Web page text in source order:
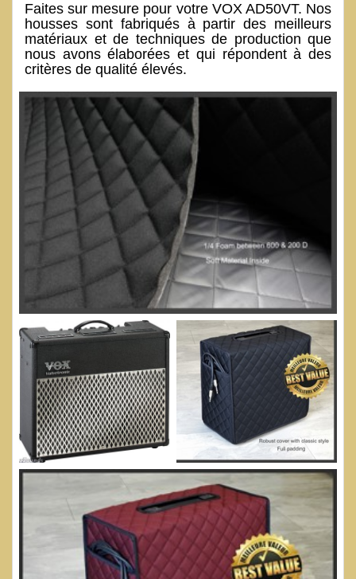
Faites sur mesure pour votre VOX AD50VT. Nos
housses sont fabriqués à partir des meilleurs
matériaux et de techniques de production que
nous avons élaborées et qui répondent à des
critères de qualité élevés.